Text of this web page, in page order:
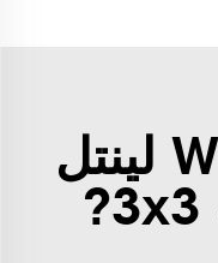
Why choose لينتل